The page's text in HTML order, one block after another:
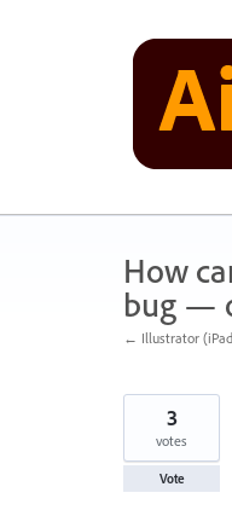
How
bug —
← Illustrator
3
votes
Vote